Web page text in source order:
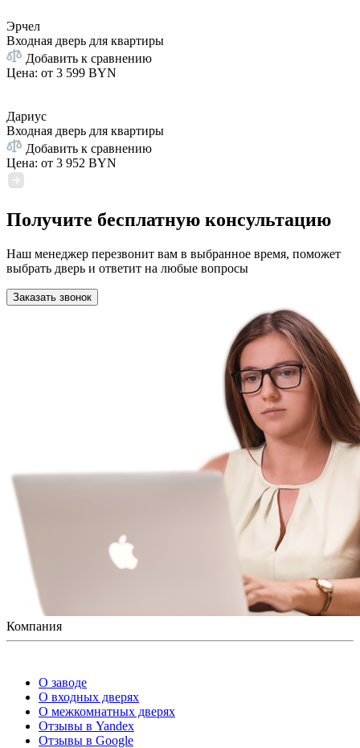
Эрчел
Входная дверь для квартиры
Добавить к сравнению
Цена: от 3 599 BYN
Дариус
Входная дверь для квартиры
Добавить к сравнению
Цена: от 3 952 BYN
Получите бесплатную консультацию
Наш менеджер перезвонит вам в выбранное время, поможет
выбрать дверь и ответит на любые вопросы
Заказать звонок
Компания
О заводе
О входных дверях
О межкомнатных дверях
Отзывы в Yandex
Отзывы в Google